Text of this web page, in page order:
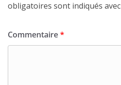
obligatoires sont indiqués avec
Commentaire*